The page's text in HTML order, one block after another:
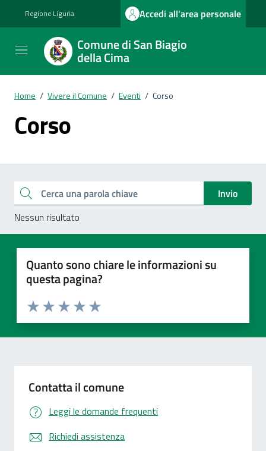
Regione Liguria Accedi all'area personale
Comune di San Biagio
della Cima
Home / Vivere il Comune / Eventi / Corso
Corso
Esplora tutti i documenti
Cerca una parola chiave
Invio
Nessun risultato
Quanto sono chiare le informazioni su
questa pagina?
Valuta 5 stelle su 5
Valuta 4 stelle su 5
Valuta 3 stelle su 5
Valuta 2 stelle su 5
Valuta 1 stelle su 5
Contatta il comune
Leggi le domande frequenti
Richiedi assistenza